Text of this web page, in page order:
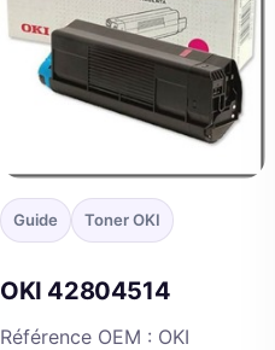
Guide Toner OKI
OKI 42804514
Référence OEM : OKI